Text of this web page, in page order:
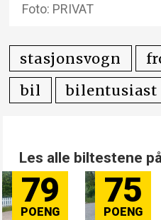
Foto: PRIVAT
stasjonsvogn
bil
bilentusiast
Les alle biltestene
79 75